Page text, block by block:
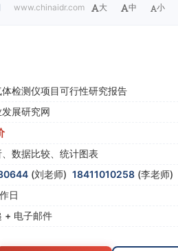
www.chinaidr.com 大 中 小
检测仪项目可行性研究报告
展研究网
数据比较、统计图表
(刘老师) 18411010258 (李老师)
日
+ 电子邮件